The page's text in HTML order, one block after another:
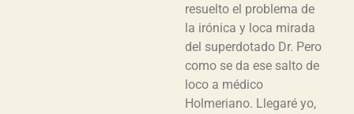
resuelto el problema de
la irónica y loca mirada
del superdotado Dr. Pero
como se da ese salto de
loco a médico
Holmeriano. Llegaré yo,